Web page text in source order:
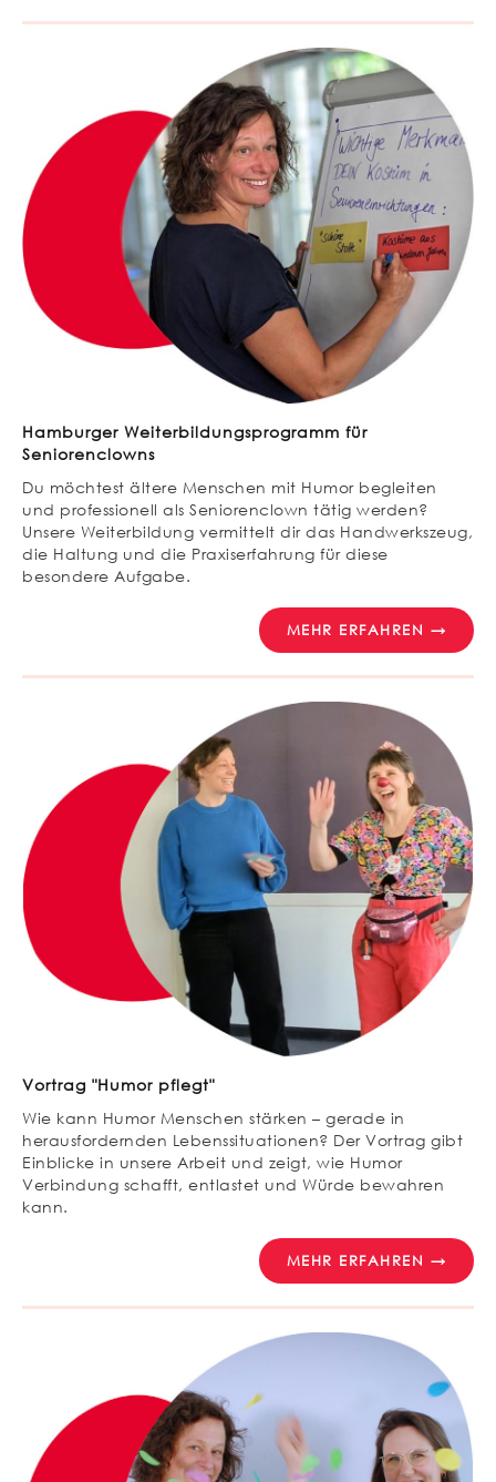
Hamburger Weiterbildungsprogramm für
Seniorenclowns
Du möchtest ältere Menschen mit Humor begleiten
und professionell als Seniorenclown tätig werden?
Unsere Weiterbildung vermittelt dir das Handwerkszeug,
die Haltung und die Praxiserfahrung für diese
besondere Aufgabe.
MEHR ERFAHREN →
Vortrag "Humor pflegt"
Wie kann Humor Menschen stärken – gerade in
herausfordernden Lebenssituationen? Der Vortrag gibt
Einblicke in unsere Arbeit und zeigt, wie Humor
Verbindung schafft, entlastet und Würde bewahren
kann.
MEHR ERFAHREN →